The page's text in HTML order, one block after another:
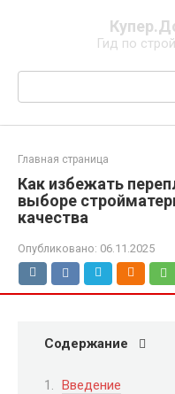
Гид по
Поиск:
Главная страница
Как избежать
выборе
качества
Опубликовано: 06.11.2025
Содержание
Введение